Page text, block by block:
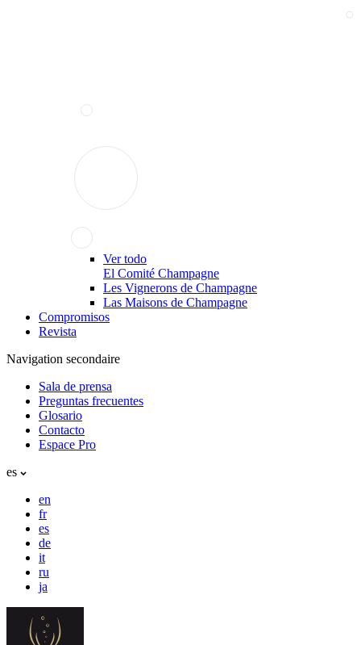
Ver todo
El Comité Champagne
Les Vignerons de Champagne
Las Maisons de Champagne
Compromisos
Revista
Navigation secondaire
Sala de prensa
Preguntas frecuentes
Glosario
Contacto
Espace Pro
es
en
fr
es
de
it
ru
ja